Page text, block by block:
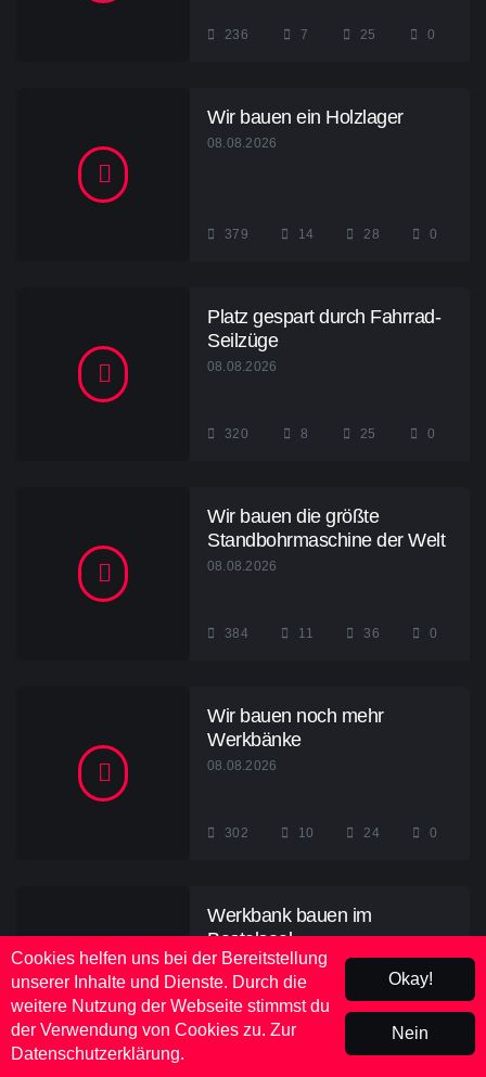
236 7 25 0
Wir bauen ein Holzlager
08.08.2026
379 14 28 0
Platz gespart durch Fahrrad-
Seilzüge
08.08.2026
320 8 25 0
Wir bauen die größte
Standbohrmaschine der Welt
08.08.2026
384 11 36 0
Wir bauen noch mehr
Werkbänke
08.08.2026
302 10 24 0
Werkbank bauen im
Bastelsaal
08.08.2026
962 16 0
Cookies helfen uns bei der Bereitstellung
unserer Inhalte und Dienste. Durch die
weitere Nutzung der Webseite stimmst du
der Verwendung von Cookies zu. Zur
Datenschutzerklärung.
Okay!
Nein